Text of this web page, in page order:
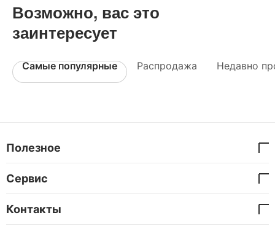
Возможно, вас это
заинтересует
Самые популярные Распродажа Недавно
Полезное
Сервис
Контакты